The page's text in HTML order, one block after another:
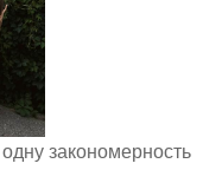
закономерность